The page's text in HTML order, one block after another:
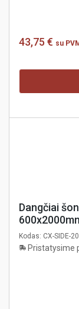
43,75 € su
Dangčiai
Kodas: CX-SIDE-
Pristatysime